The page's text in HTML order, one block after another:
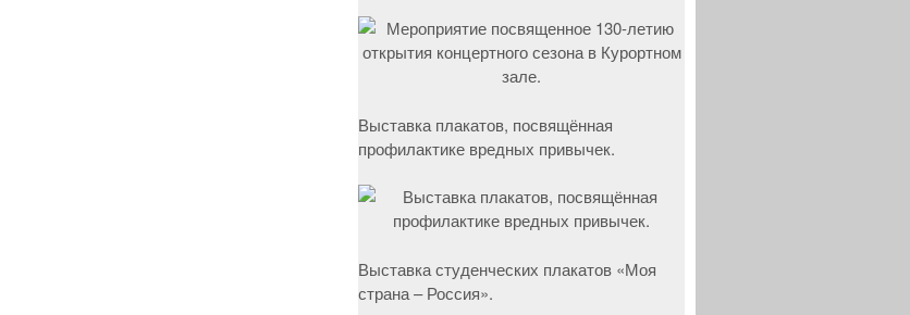
Выставка плакатов, посвящённая
профилактике вредных привычек.
Выставка студенческих плакатов «Моя
страна – Россия».